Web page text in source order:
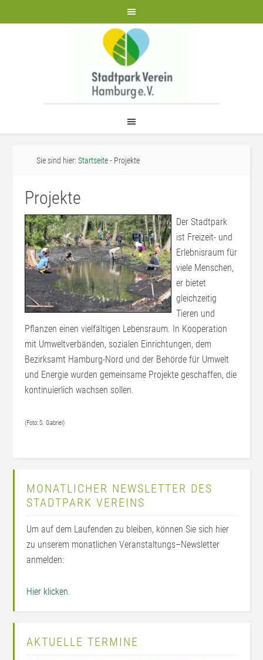
Sie sind hier:Startseite- Projekte
Projekte
Der Stadtpark
ist Freizeit- und
Erlebnisraum für
viele Menschen,
er bietet
gleichzeitig
Tieren und
Pflanzen einen vielfältigen Lebensraum. In Kooperation
mit Umweltverbänden, sozialen Einrichtungen, dem
Bezirksamt Hamburg-Nord und der Behörde für Umwelt
und Energie wurden gemeinsame Projekte geschaffen, die
kontinuierlich wachsen sollen.
(Foto: S. Gabriel)
MONATLICHER NEWSLETTER DES
STADTPARK VEREINS
Um auf dem Laufenden zu bleiben, können Sie sich hier
zu unserem monatlichen Veranstaltungs–Newsletter
anmelden:
Hier klicken.
AKTUELLE TERMINE